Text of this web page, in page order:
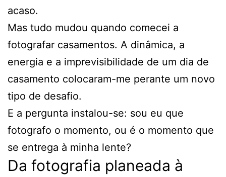
acaso.
Mas tudo mudou quando comecei a
fotografar casamentos. A dinâmica, a
energia e a imprevisibilidade de um dia de
casamento colocaram-me perante um novo
tipo de desafio.
E a pergunta instalou-se: sou eu que
fotografo o momento, ou é o momento que
se entrega à minha lente?
Da fotografia planeada à